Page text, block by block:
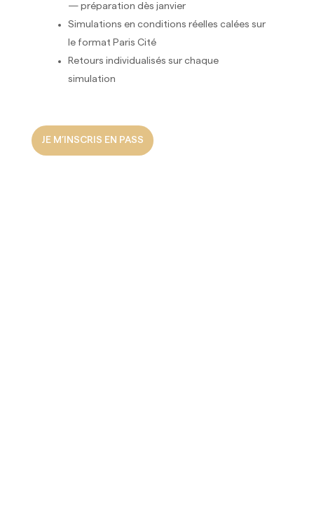
— préparation dès janvier
Simulations en conditions réelles calées sur
le format Paris Cité
Retours individualisés sur chaque
simulation
JE M’INSCRIS EN PASS